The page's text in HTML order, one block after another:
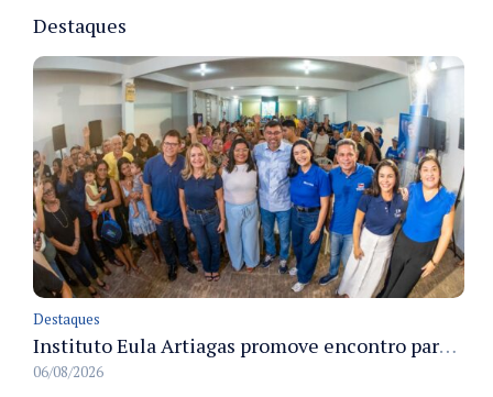
Destaques
Destaques
Instituto Eula Artiagas promove encontro para discutir melhorias para o bairro Petrópolis
06/08/2026